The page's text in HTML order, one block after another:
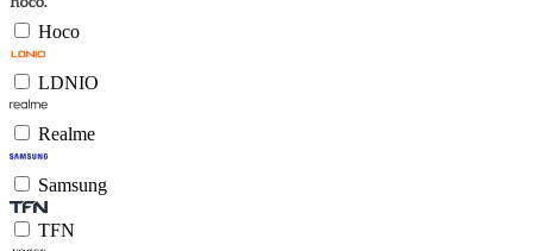
Hoco
LDNIO
Realme
Samsung
TFN